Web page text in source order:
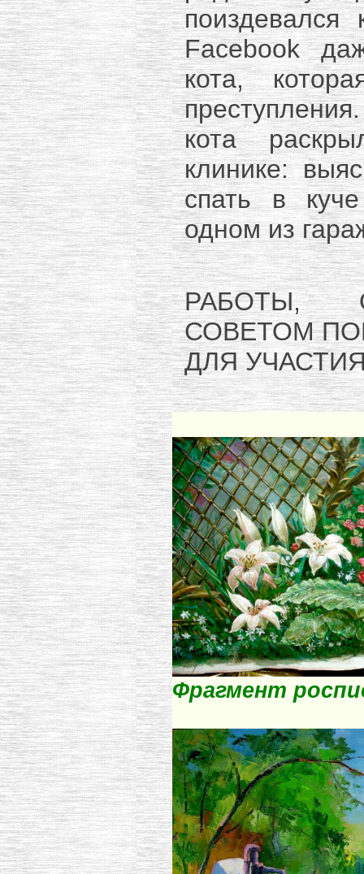
поиздевался
Facebook
кота,
кота
клинике:
спать в
одном из
РАБОТЫ,
СОВЕТОМ
ДЛЯ
Фрагмент